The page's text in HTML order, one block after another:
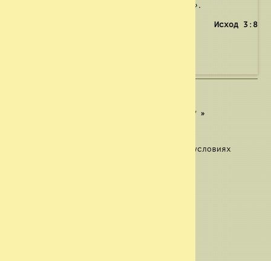
Аморреев, Ферезеев, Евеев и Иевусеев.».
Исход 3:8
Объект 17 »
. Выполнялись в неоптимальных условиях